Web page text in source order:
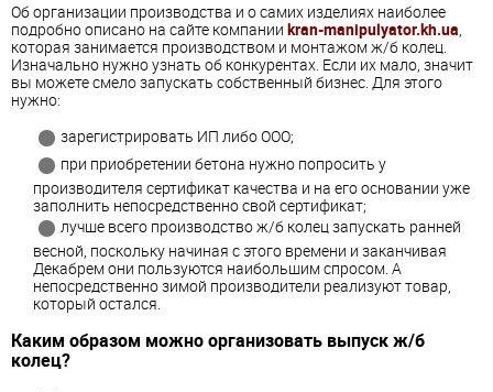
Об организации производства и о самих изделиях наиболее
подробно описано на сайте компании kran-manipulyator.kh.ua,
которая занимается производством и монтажом ж/б колец.
Изначально нужно узнать об конкурентах. Если их мало, значит
вы можете смело запускать собственный бизнес. Для этого
нужно:
зарегистрировать ИП либо ООО;
при приобретении бетона нужно попросить у
производителя сертификат качества и на его основании уже
заполнить непосредственно свой сертификат;
лучше всего производство ж/б колец запускать ранней
весной, поскольку начиная с этого времени и заканчивая
Декабрем они пользуются наибольшим спросом. А
непосредственно зимой производители реализуют товар,
который остался.
Каким образом можно организовать выпуск ж/б
колец?